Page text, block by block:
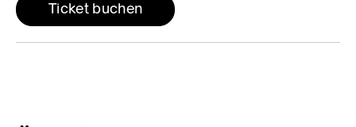
Ticket buchen